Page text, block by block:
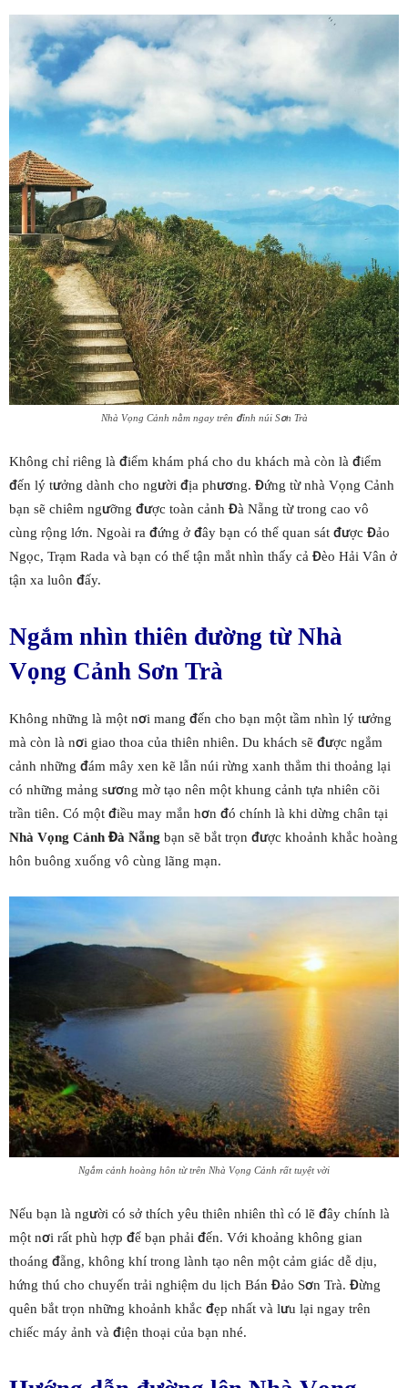
Nhà Vọng Cảnh nằm ngay trên đỉnh núi Sơn Trà
Không chỉ riêng là điểm khám phá cho du khách mà còn là điểm
đến lý tưởng dành cho người địa phương. Đứng từ nhà Vọng Cảnh
bạn sẽ chiêm ngưỡng được toàn cảnh Đà Nẵng từ trong cao vô
cùng rộng lớn. Ngoài ra đứng ở đây bạn có thể quan sát được Đảo
Ngọc, Trạm Rada và bạn có thể tận mắt nhìn thấy cả Đèo Hải Vân ở
tận xa luôn đấy.
Ngắm nhìn thiên đường từ Nhà
Vọng Cảnh Sơn Trà
Không những là một nơi mang đến cho bạn một tầm nhìn lý tưởng
mà còn là nơi giao thoa của thiên nhiên. Du khách sẽ được ngắm
cảnh những đám mây xen kẽ lẫn núi rừng xanh thẳm thi thoảng lại
có những mảng sương mờ tạo nên một khung cảnh tựa nhiên cõi
trần tiên. Có một điều may mắn hơn đó chính là khi dừng chân tại
Nhà Vọng Cảnh Đà Nẵng bạn sẽ bắt trọn được khoảnh khắc hoàng
hôn buông xuống vô cùng lãng mạn.
Ngắm cảnh hoàng hôn từ trên Nhà Vọng Cảnh rất tuyệt vời
Nếu bạn là người có sở thích yêu thiên nhiên thì có lẽ đây chính là
một nơi rất phù hợp để bạn phải đến. Với khoảng không gian
thoáng đẵng, không khí trong lành tạo nên một cảm giác dễ dịu,
hứng thú cho chuyến trải nghiệm du lịch Bán Đảo Sơn Trà. Đừng
quên bắt trọn những khoảnh khắc đẹp nhất và lưu lại ngay trên
chiếc máy ảnh và điện thoại của bạn nhé.